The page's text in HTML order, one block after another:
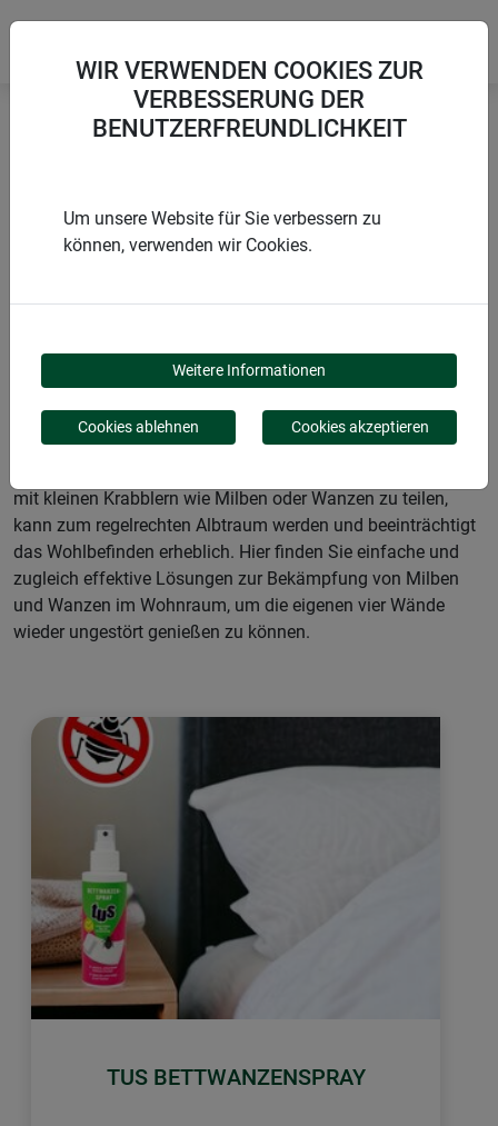
PRODUKTKATEGORIE
MILBEN & WANZEN
mit kleinen Krabblern wie Milben oder Wanzen zu teilen,
kann zum regelrechten Albtraum werden und beeinträchtigt
das Wohlbefinden erheblich. Hier finden Sie einfache und
zugleich effektive Lösungen zur Bekämpfung von Milben
und Wanzen im Wohnraum, um die eigenen vier Wände
wieder ungestört genießen zu können.
TUS BETTWANZENSPRAY
WIR VERWENDEN COOKIES ZUR
VERBESSERUNG DER
BENUTZERFREUNDLICHKEIT
Um unsere Website für Sie verbessern zu
können, verwenden wir Cookies.
Weitere Informationen
Cookies ablehnen Cookies akzeptieren